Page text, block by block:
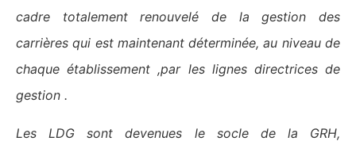
cadre totalement renouvelé de la gestion des
carrières qui est maintenant déterminée, au niveau de
chaque établissement ,par les lignes directrices de
gestion .
Les LDG sont devenues le socle de la GRH,